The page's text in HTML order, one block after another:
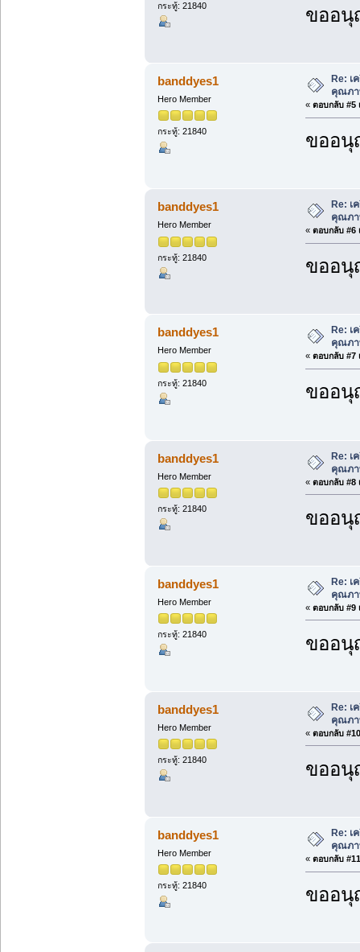
กระทู้: 21840 ขออนุ
banddyes1
Hero Member
กระทู้: 21840
Re: เ
คุณภา
« ตอบกลับ #5
ขออนุ
banddyes1
Hero Member
กระทู้: 21840
Re: เ
คุณภา
« ตอบกลับ #6
ขออนุ
banddyes1
Hero Member
กระทู้: 21840
Re: เ
คุณภา
« ตอบกลับ #7
ขออนุ
banddyes1
Hero Member
กระทู้: 21840
Re: เ
คุณภา
« ตอบกลับ #8
ขออนุ
banddyes1
Hero Member
กระทู้: 21840
Re: เ
คุณภา
« ตอบกลับ #9
ขออนุ
banddyes1
Hero Member
กระทู้: 21840
Re: เ
คุณภา
« ตอบกลับ
ขออนุ
banddyes1
Hero Member
กระทู้: 21840
Re: เ
คุณภา
« ตอบกลับ
ขออนุ